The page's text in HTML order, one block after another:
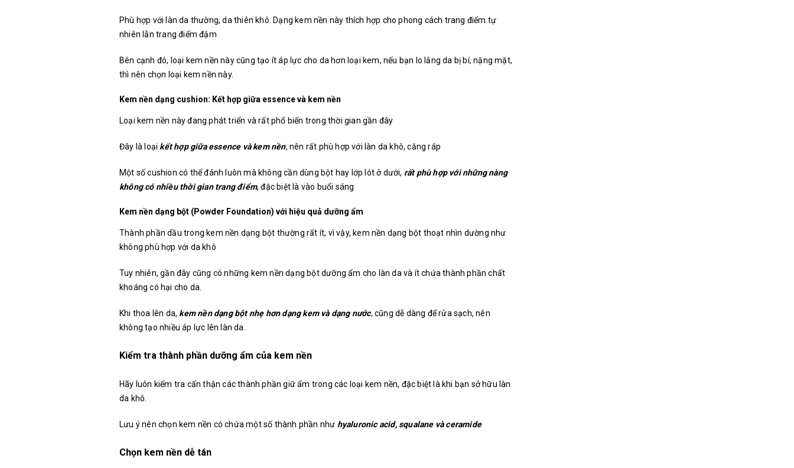
Phù hợp với làn da thường, da thiên khô. Dạng kem nền này thích hợp cho phong cách trang điểm tự
nhiên lẫn trang điểm đậm
Bên cạnh đó, loại kem nền này cũng tạo ít áp lực cho da hơn loại kem, nếu bạn lo lắng da bị bí, nặng mặt,
thì nên chọn loại kem nền này.
Kem nền dạng cushion: Kết hợp giữa essence và kem nền
Loại kem nền này đang phát triển và rất phổ biến trong thời gian gần đây
Đây là loạikết hợp giữa essence và kem nền, nên rất phù hợp với làn da khô, căng ráp
Một số cushion có thể đánh luôn mà không cần dùng bột hay lớp lót ở dưới, rất phù hợp với những nàng
không có nhiều thời gian trang điểm, đặc biệt là vào buổi sáng
Kem nền dạng bột (Powder Foundation) với hiệu quả dưỡng ẩm
Thành phần dầu trong kem nền dạng bột thường rất ít, vì vậy, kem nền dạng bột thoạt nhìn dường như
không phù hợp với da khô
Tuy nhiên, gần đây cũng có những kem nền dạng bột dưỡng ẩm cho làn da và ít chứa thành phần chất
khoáng có hại cho da.
Khi thoa lên da,kem nền dạng bột nhẹ hơn dạng kem và dạng nước, cũng dễ dàng để rửa sạch, nên
không tạo nhiều áp lực lên làn da.
Kiểm tra thành phần dưỡng ẩm của kem nền
Hãy luôn kiểm tra cẩn thận các thành phần giữ ẩm trong các loại kem nền, đặc biệt là khi bạn sở hữu làn
da khô.
Lưu ý nên chọn kem nền có chứa một số thành phần như hyaluronic acid, squalane và ceramide
Chọn kem nền dễ tán